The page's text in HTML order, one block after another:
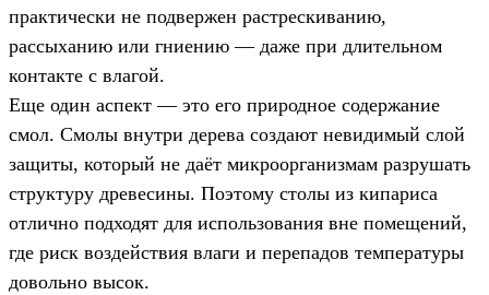
практически не подвержен растрескиванию,
рассыханию или гниению — даже при длительном
контакте с влагой.
Еще один аспект — это его природное содержание
смол. Смолы внутри дерева создают невидимый слой
защиты, который не даёт микроорганизмам разрушать
структуру древесины. Поэтому столы из кипариса
отлично подходят для использования вне помещений,
где риск воздействия влаги и перепадов температуры
довольно высок.